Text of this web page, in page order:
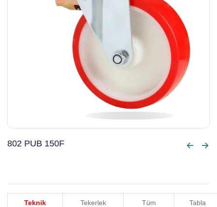
802 PUB 150F
Teknik
Tekerlek
Tüm
Tabla